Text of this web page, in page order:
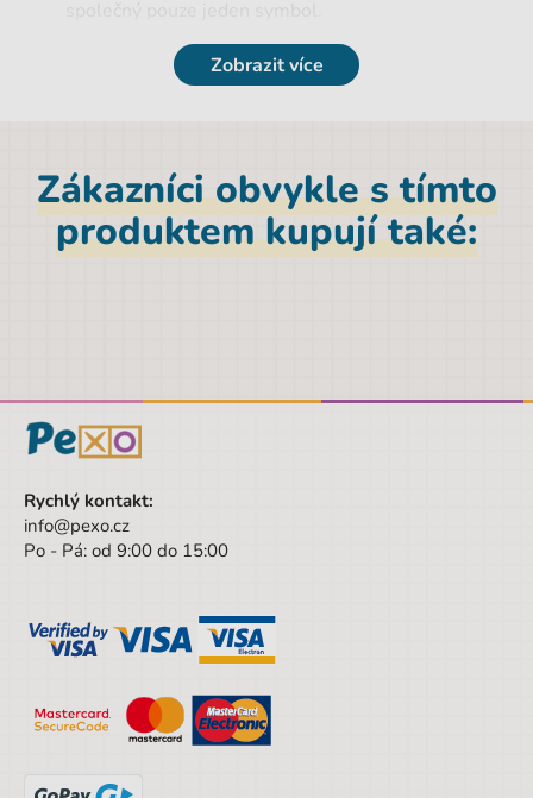
Parametry
Značka
Výška
13 cm
Pohlaví
Univerzální
Šířka obalu
Hloubka obalu
Sada/Sety/Balíčky
Designová položka
Zobrazit více
Zákazníci obvykle s tímto
produktem kupují také:
Rychlý kontakt:
info@pexo.cz
Po - Pá: od 9:00 do 15:00